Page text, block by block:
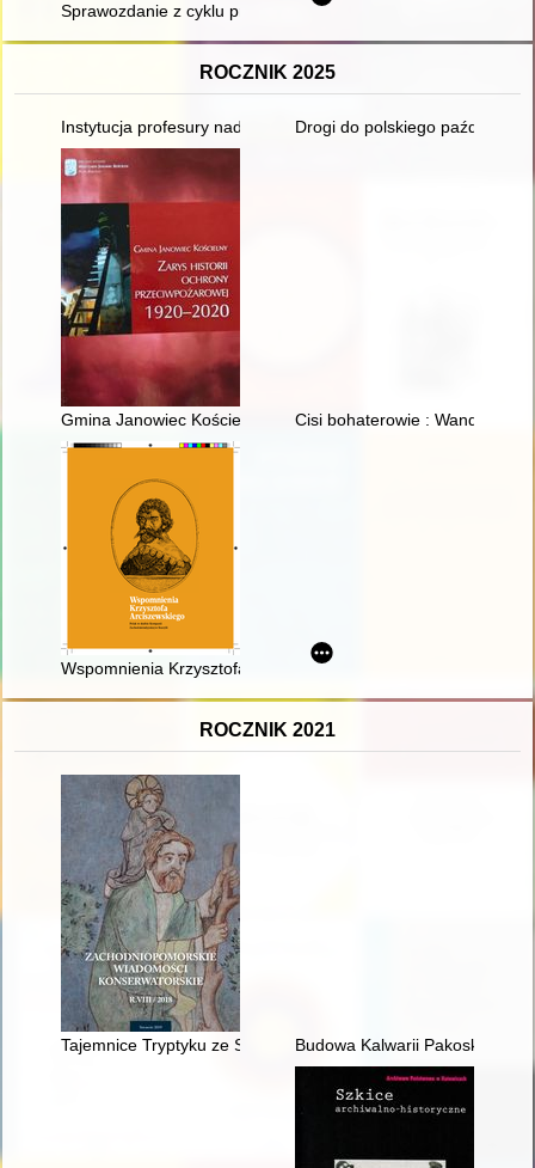
Sprawozdanie z cyklu promocji książki : "Stan badań na
ROCZNIK 2025
Instytucja profesury nadzwyczajnej w polskim państwowym
Drogi do polskiego
Gmina Janowiec Kościelny : zarys historii ochrony
Cisi bohaterowie : Wanda i
Wspomnienia Krzysztofa Arciszewskiego : Polak w służbie
ROCZNIK 2021
Tajemnice Tryptyku ze Starego LudzickaBudowa Kalwarii Pakoskiej w